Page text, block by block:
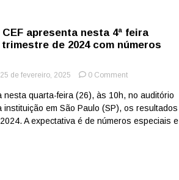
apresenta nesta 4ª feira
de 2024 com números
25 de fevereiro, 2025 0 Commenton
da
CEF
apresenta
nesta quarta-feira (26), às 10h, no auditório
instituição em São Paulo (SP), os resultados
A expectativa é de números especiais e